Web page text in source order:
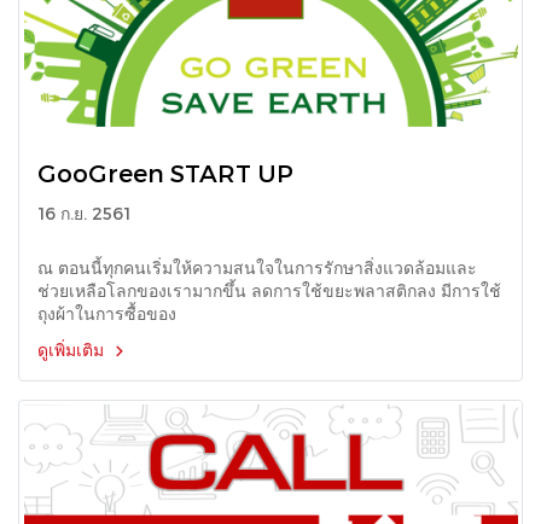
GooGreen START UP
16 ก.ย. 2561
ณ ตอนนี้ทุกคนเริ่มให้ความสนใจในการรักษาสิ่งแวดล้อมและ
ช่วยเหลือโลกของเรามากขึ้น ลดการใช้ขยะพลาสติกลง มีการใช้
ถุงผ้าในการซื้อของ
ดูเพิ่มเติม